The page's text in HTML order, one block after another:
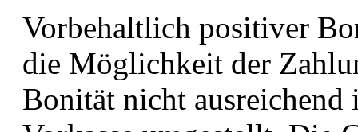
Vorbehaltlich positiver
die Möglichkeit der
Bonität nicht